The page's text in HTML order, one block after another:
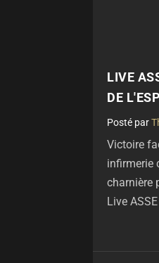
LIVE
DE
par
Victoire
infirmerie
charnière
Live